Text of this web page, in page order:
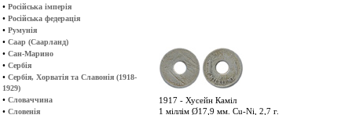
• Російська імперія
• Російська федерація
• Румунія
• Саар (Саарланд)
• Сан-Марино
• Сербія
• Сербія, Хорватія та Славонія (1918-
1929)
• Словаччина
• Словенія
1917 - Хусейн Каміл
1 міллім Ø17,9 мм. Cu-Ni, 2,7 г.